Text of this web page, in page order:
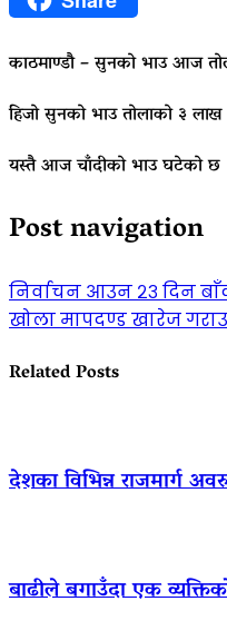
काठमाण्डौ – सुनको भाउ आज
हिजो सुनको भाउ तोलाको ३
यस्तै आज चाँदीको भाउ घटेको छ ।
Post navigation
निर्वाचन आउन २३ दिन
खोला मापदण्ड खारेज
Related Posts
देशका विभिन्न राजमार्ग
बाढीले बगाउँदा एक